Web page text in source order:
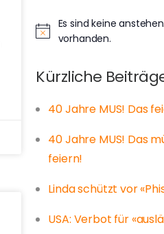
Hinweis
Es sind keine
vorhanden.
Kürzliche
40 Jahre MUS! Das
40 Jahre MUS! Das
feiern!
Linda schützt vor
USA: Verbot für